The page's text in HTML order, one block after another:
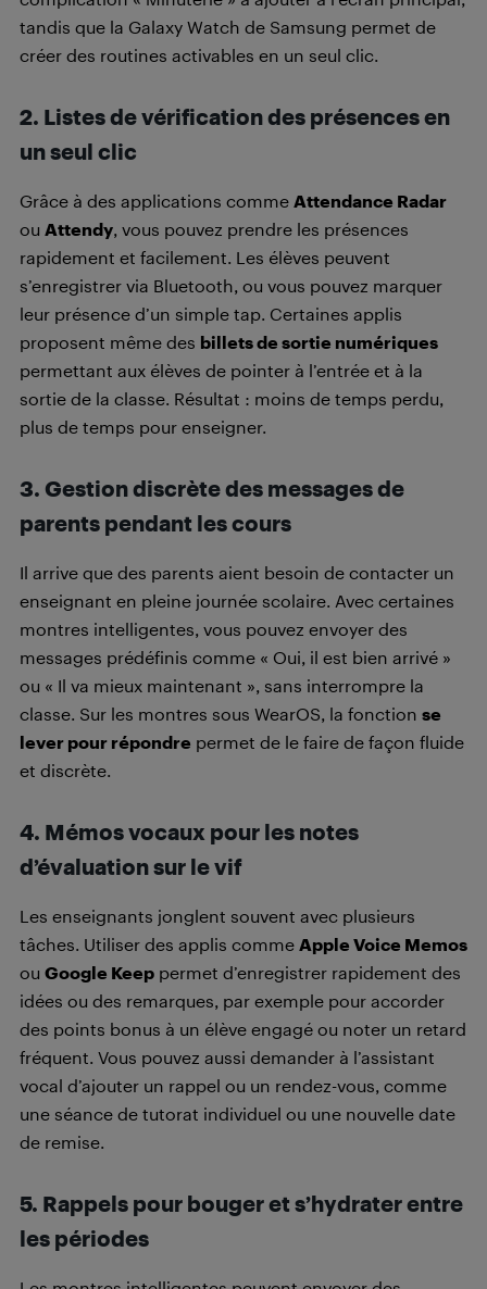
tandis que la Galaxy Watch de Samsung permet de
créer des routines activables en un seul clic.
2. Listes de vérification des présences en
un seul clic
Grâce à des applications comme Attendance Radar
ou Attendy, vous pouvez prendre les présences
rapidement et facilement. Les élèves peuvent
s’enregistrer via Bluetooth, ou vous pouvez marquer
leur présence d’un simple tap. Certaines applis
proposent même des billets de sortie numériques
permettant aux élèves de pointer à l’entrée et à la
sortie de la classe. Résultat : moins de temps perdu,
plus de temps pour enseigner.
3. Gestion discrète des messages de
parents pendant les cours
Il arrive que des parents aient besoin de contacter un
enseignant en pleine journée scolaire. Avec certaines
montres intelligentes, vous pouvez envoyer des
messages prédéfinis comme « Oui, il est bien arrivé »
ou « Il va mieux maintenant », sans interrompre la
classe. Sur les montres sous WearOS, la fonction se
lever pour répondre permet de le faire de façon fluide
et discrète.
4. Mémos vocaux pour les notes
d’évaluation sur le vif
Les enseignants jonglent souvent avec plusieurs
tâches. Utiliser des applis comme Apple Voice Memos
ou Google Keep permet d’enregistrer rapidement des
idées ou des remarques, par exemple pour accorder
des points bonus à un élève engagé ou noter un retard
fréquent. Vous pouvez aussi demander à l’assistant
vocal d’ajouter un rappel ou un rendez-vous, comme
une séance de tutorat individuel ou une nouvelle date
de remise.
5. Rappels pour bouger et s’hydrater entre
les périodes